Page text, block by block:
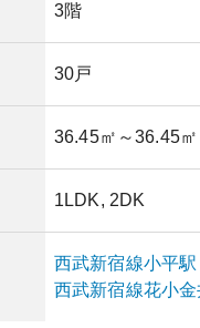
3階
30戸
36.45㎡ ～36.45㎡
1LDK, 2DK
西武新宿線小平駅
西武新宿線花小